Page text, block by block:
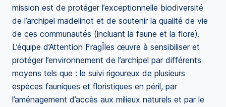
mission est de protéger l’exceptionnelle biodiversité
de l’archipel madelinot et de soutenir la qualité de vie
de ces communautés (incluant la faune et la flore).
L’équipe d’Attention FragÎles œuvre à sensibiliser et
protéger l’environnement de l’archipel par différents
moyens tels que : le suivi rigoureux de plusieurs
espèces fauniques et floristiques en péril, par
l’aménagement d’accès aux milieux naturels et par le